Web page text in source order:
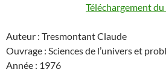
Téléchargement
Auteur : Tresmontant Claude
Ouvrage : Sciences de l’univers et
Année : 1976